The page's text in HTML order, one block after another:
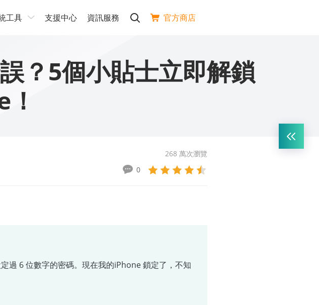
工具 支援中心 資訊服務 官方商店
？5個小貼士立即解鎖
268 萬次瀏覽
0
過 6 位數字的密碼。現在我的iPhone 鎖定了，不知